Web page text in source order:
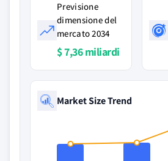
Previsione
dimensione del
mercato 2034
$ 7,36 miliardi
Market Size Trend